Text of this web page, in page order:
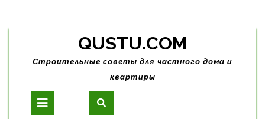
Skip
content
QUSTU.COM
Строительные советы для частного дома и
квартиры
Open